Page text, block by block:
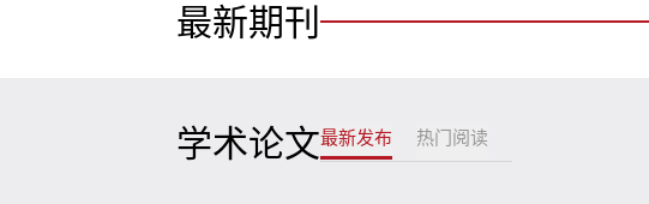
最新期刊
学术论文最新发布 热门阅读